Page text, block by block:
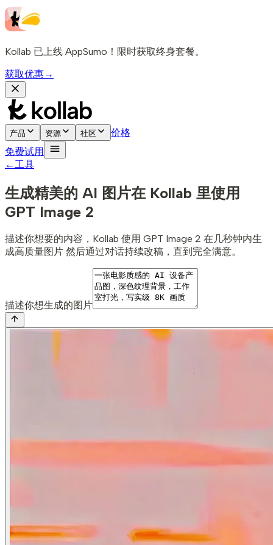
Kollab 已上线 AppSumo！限时获取终身套餐。
获取优惠→
产品 资源 社区
价格
免费试用
←工具
生成精美的 AI 图片在 Kollab 里使用
GPT Image 2
描述你想要的内容，Kollab 使用 GPT Image 2 在几秒钟内生
成高质量图片 然后通过对话持续改稿，直到完全满意。
描述你想生成的图片